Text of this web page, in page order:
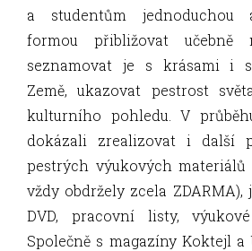
a studentům jednoduchou
formou přibližovat učebně
seznamovat je s krásami i
Země, ukazovat pestrost
kulturního pohledu. V
dokázali zrealizovat i další
pestrých výukových
vždy obdržely zcela ZDARMA),
DVD, pracovní listy,
Společně s magazíny Koktejl a